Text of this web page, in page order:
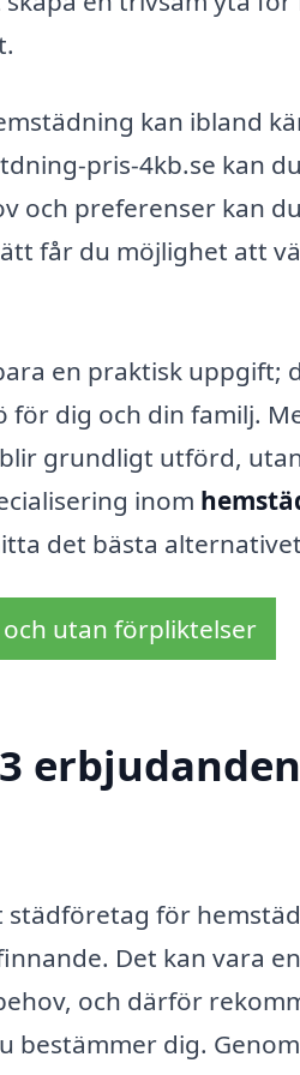
kan ibland
pris-4kb.se kan
och preferenser kan
får du möjlighet att
en praktisk uppgift;
för dig och din familj.
grundligt utförd,
inom
det bästa
utan förpliktelser
för
Det kan vara
och därför
bestämmer dig.